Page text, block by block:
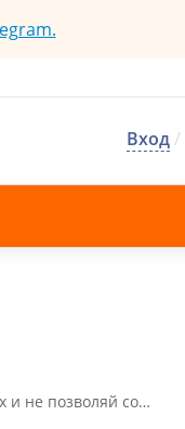
Вход/
и не позволяй со…